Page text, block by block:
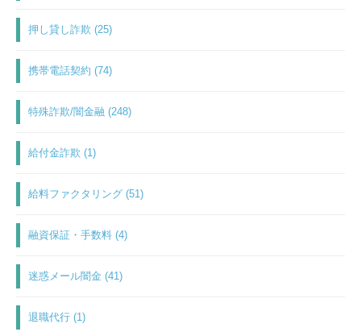
押し貸し詐欺 (25)
携帯電話契約 (74)
特殊詐欺/闇金融 (248)
給付金詐欺 (1)
給料ファクタリング (51)
融資保証・手数料 (4)
迷惑メール闇金 (41)
退職代行 (1)